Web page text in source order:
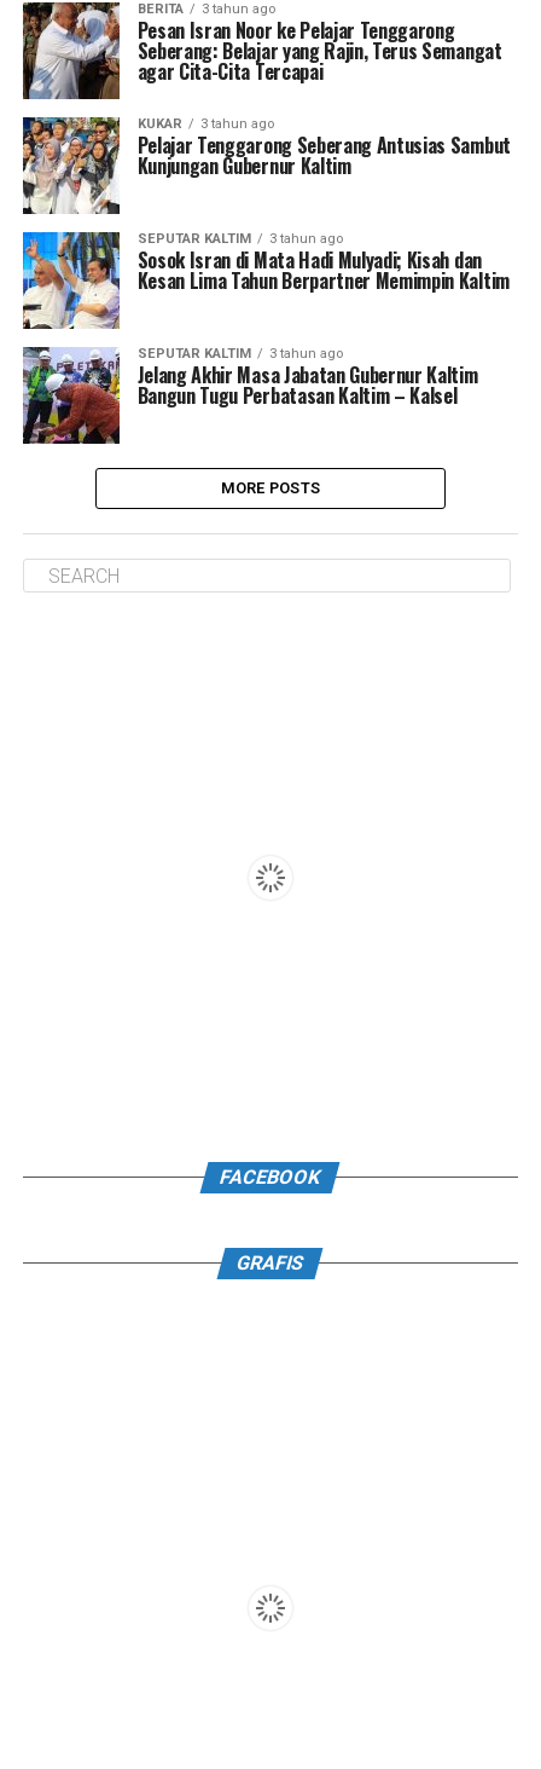
BERITA 3 tahun ago
Pesan Isran Noor ke Pelajar Tenggarong
Seberang: Belajar yang Rajin, Terus Semangat
agar Cita-Cita Tercapai
KUKAR 3 tahun ago
Pelajar Tenggarong Seberang Antusias Sambut
Kunjungan Gubernur Kaltim
SEPUTAR KALTIM 3 tahun ago
Sosok Isran di Mata Hadi Mulyadi; Kisah dan
Kesan Lima Tahun Berpartner Memimpin Kaltim
SEPUTAR KALTIM 3 tahun ago
Jelang Akhir Masa Jabatan Gubernur Kaltim
Bangun Tugu Perbatasan Kaltim – Kalsel
MORE POSTS
FACEBOOK
GRAFIS